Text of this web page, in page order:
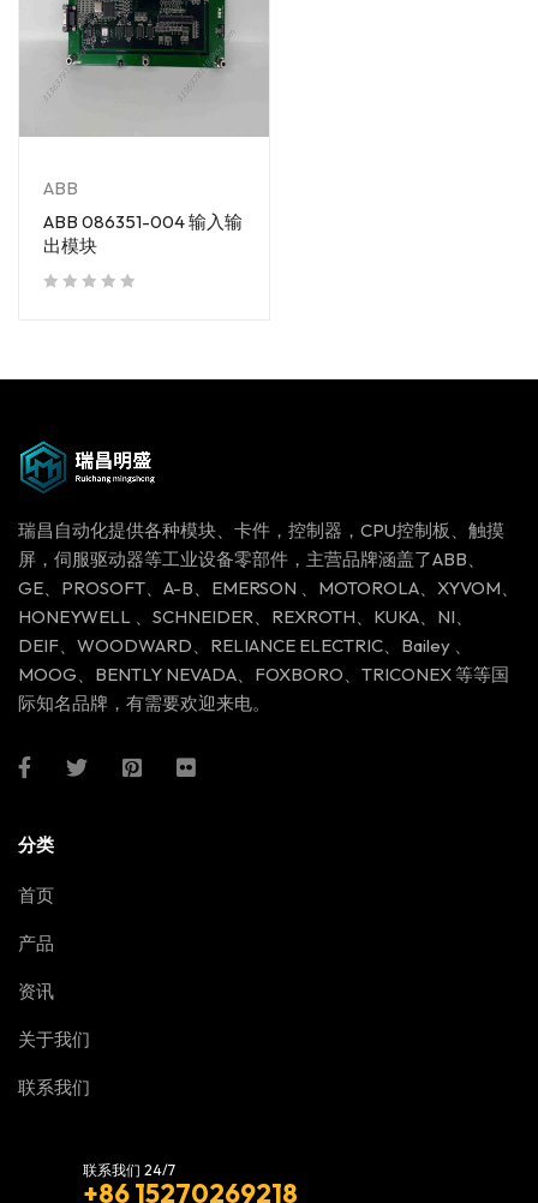
ABB
ABB 086351-004 输入输
出模块
瑞昌自动化提供各种模块、卡件，控制器，CPU控制板、触摸
屏，伺服驱动器等工业设备零部件，主营品牌涵盖了ABB、
GE、PROSOFT、A-B、EMERSON 、MOTOROLA、XYVOM、
HONEYWELL 、SCHNEIDER、REXROTH、KUKA、NI、
DEIF、WOODWARD、RELIANCE ELECTRIC、Bailey 、
MOOG、BENTLY NEVADA、FOXBORO、TRICONEX 等等国
际知名品牌，有需要欢迎来电。
分类
首页
产品
资讯
关于我们
联系我们
联系我们 24/7
+86 15270269218